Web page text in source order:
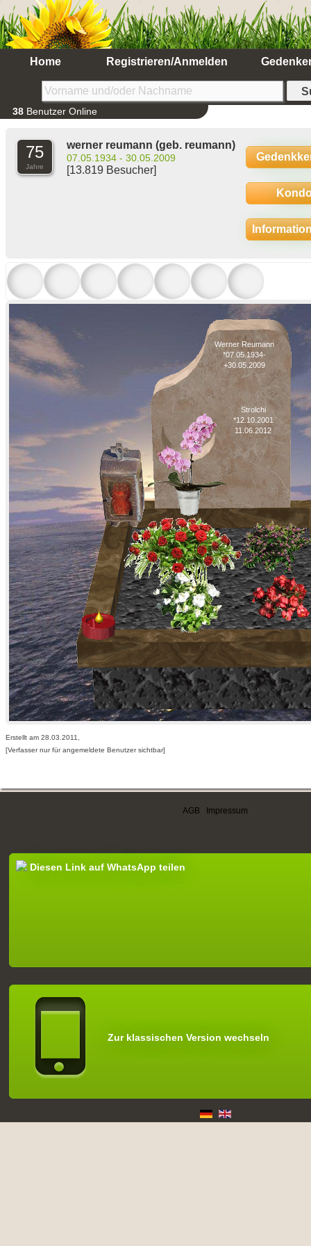
Home Registrieren/Anmelden
38 Benutzer Online
75
Jahre
werner reumann (geb. reumann)
07.05.1934 - 30.05.2009
[13.819 Besucher]
Werner Reumann
*07.05.1934-
+30.05.2009
Strolchi
*12.10.2001
11.06.2012
Erstellt am 28.03.2011,
[Verfasser nur für angemeldete Benutzer sichtbar]
AGB Impressum
Diesen Link auf WhatsApp teilen
Zur klassischen Version wechseln